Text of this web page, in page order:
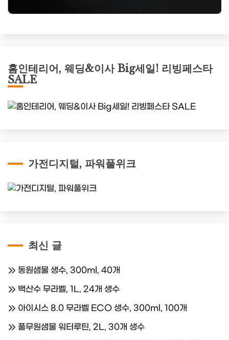
홈인테리어, 웨딩&이사 Big세일! 리빙페스타
SALE
가전디지털, 파워풀위크
최신 글
동원샘물 생수, 300ml, 40개
백산수 무라벨, 1L, 24개 생수
아이시스 8.0 무라벨 ECO 생수, 300ml, 100개
풀무원샘물 워터루틴, 2L, 30개 생수